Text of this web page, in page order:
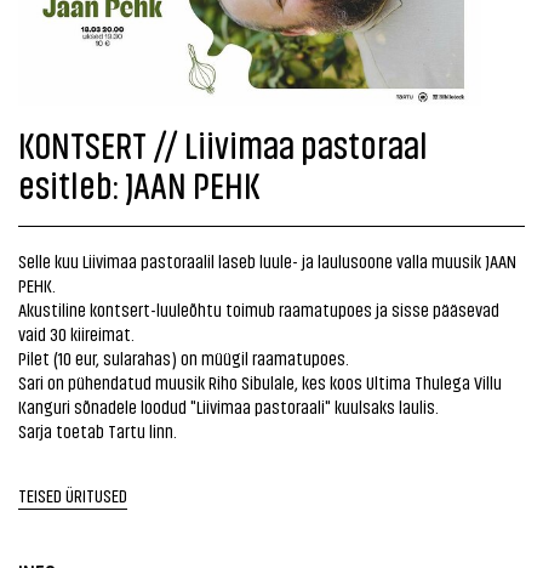
KONTSERT // Liivimaa pastoraal
esitleb: JAAN PEHK
Selle kuu Liivimaa pastoraalil laseb luule- ja laulusoone valla muusik JAAN
PEHK.
Akustiline kontsert-luuleõhtu toimub raamatupoes ja sisse pääsevad
vaid 30 kiireimat.
Pilet (10 eur, sularahas) on müügil raamatupoes.
Sari on pühendatud muusik Riho Sibulale, kes koos Ultima Thulega Villu
Kanguri sõnadele loodud "Liivimaa pastoraali" kuulsaks laulis.
Sarja toetab Tartu linn.
TEISED ÜRITUSED